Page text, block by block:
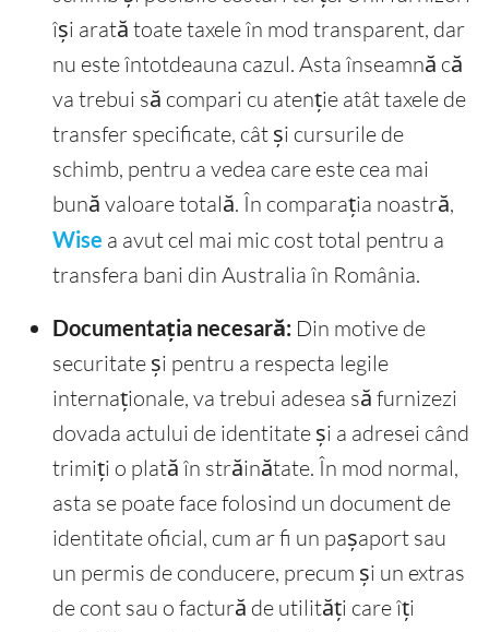
își arată toate taxele în mod transparent, dar
nu este întotdeauna cazul. Asta înseamnă că
va trebui să compari cu atenție atât taxele de
transfer specificate, cât și cursurile de
schimb, pentru a vedea care este cea mai
bună valoare totală. În comparația noastră,
Wise a avut cel mai mic cost total pentru a
transfera bani din Australia în România.
Documentația necesară: Din motive de
securitate și pentru a respecta legile
internaționale, va trebui adesea să furnizezi
dovada actului de identitate și a adresei când
trimiți o plată în străinătate. În mod normal,
asta se poate face folosind un document de
identitate oficial, cum ar fi un pașaport sau
un permis de conducere, precum și un extras
de cont sau o factură de utilități care îți